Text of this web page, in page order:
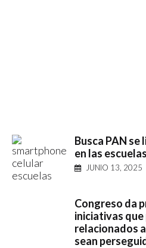
Busca PAN
en las
JUNIO 13, 2025
Congreso da
iniciativas
relacionados
sean